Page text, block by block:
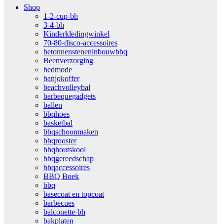
Shop
1-2-cup-bh
3-4-bh
Kinderkledingwinkel
70-80-disco-accessoires
betonnensteneninbouwbbq
Beenverzorging
bedmode
banjokoffer
beachvolleybal
barbequegadgets
ballen
bbqhoes
basketbal
bbqschoonmaken
bbqrooster
bbqhoutskool
bbqgereedschap
bbqaccessoires
BBQ Boek
bbq
basecoat en topcoat
barbecues
balconette-bh
bakplaten